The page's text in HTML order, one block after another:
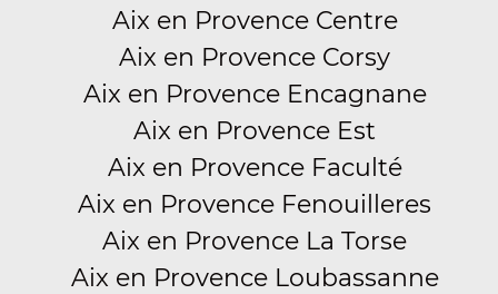
Aix en Provence Centre
Aix en Provence Corsy
Aix en Provence Encagnane
Aix en Provence Est
Aix en Provence Faculté
Aix en Provence Fenouilleres
Aix en Provence La Torse
Aix en Provence Loubassanne